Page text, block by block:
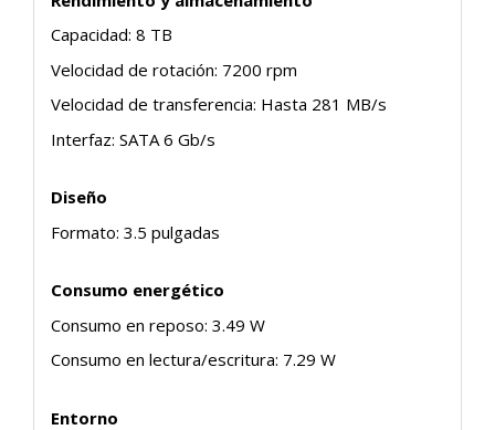
Capacidad: 8 TB
Velocidad de rotación: 7200 rpm
Velocidad de transferencia: Hasta 281 MB/s
Interfaz: SATA 6 Gb/s
Diseño
Formato: 3.5 pulgadas
Consumo energético
Consumo en reposo: 3.49 W
Consumo en lectura/escritura: 7.29 W
Entorno